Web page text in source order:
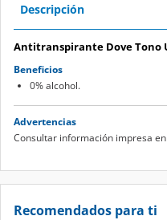
Descripción
Antitranspirante Dove Tono
Beneficios
0% alcohol.
Advertencias
Consultar información impresa
Recomendados para ti